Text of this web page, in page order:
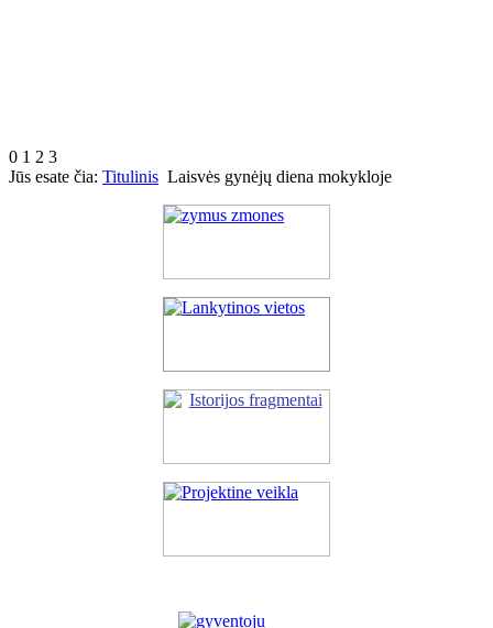
0 1 2 3
Jūs esate čia: Titulinis Laisvės gynėjų diena mokykloje